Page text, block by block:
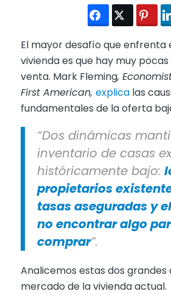
El mayor desafío que enfrenta
vivienda es que hay muy
venta. Mark Fleming,
First American, explicalas
fundamentales de la oferta
“Dos dinámicas
inventario de casas
históricamente bajo:
propietarios
tasas aseguradas y
no encontrar algo
comprar”.
Analicemos estas dos grandes
mercado de la vivienda actual.